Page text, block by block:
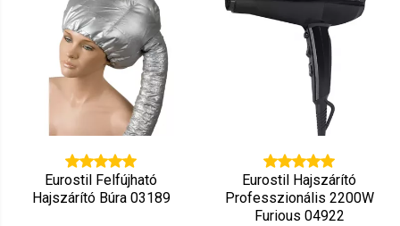
Eurostil Felfújható
Hajszárító Búra 03189
Eurostil Hajszárító
Professzionális 2200W
Furious 04922